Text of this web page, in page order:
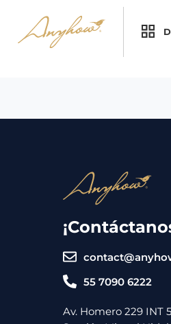
55 7090 6222
Av. Homero 229 INT
Promociones
Servicios
Envíos
Métodos
Inicio
Regalos
Contacto